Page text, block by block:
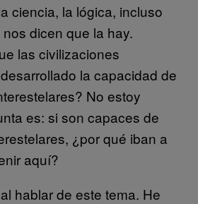
ciencia, la lógica, incluso
dicen que la hay.
las civilizaciones
la capacidad de
No estoy
es: si son capaces de
¿por qué iban a
aquí?
hablar de este tema. He